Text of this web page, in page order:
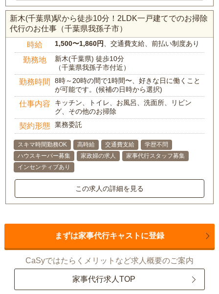
新木(千葉県)駅から徒歩10分！2LDK一戸建てでのお掃除
代行のお仕事（千葉県我孫子市）
時給 1,500〜1,860円 、交通費支給、前払い制度あり
勤務地
新木(千葉県) 徒歩10分
（千葉県我孫子市付近）
勤務時間
8時～20時の間で1時間〜、好きな日に働くこと
が可能です。(候補の日時から選択)
仕事内容
キッチン、トイレ、お風呂、洗面所、リビン
グ、その他のお掃除
契約形態 業務委託
スキマ時間勤務OK 高時給 交通費支給
学歴不問
ハウスキーパー募集
家政婦の求人
家事代行スタッフ募集
インセンティブあり
この求人の詳細を見る
まずは家事代行キャストに登録
CaSyではたらくメリットなど求人概要のご案内
家事代行求人TOP